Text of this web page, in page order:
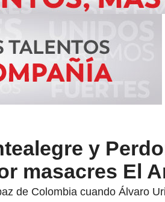
y
masacres El
de Colombia cuando Álvaro